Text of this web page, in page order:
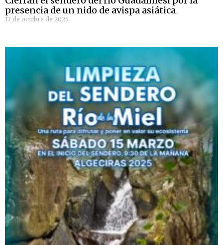
presencia de un nido de avispa asiática
17 de octubre de 2025